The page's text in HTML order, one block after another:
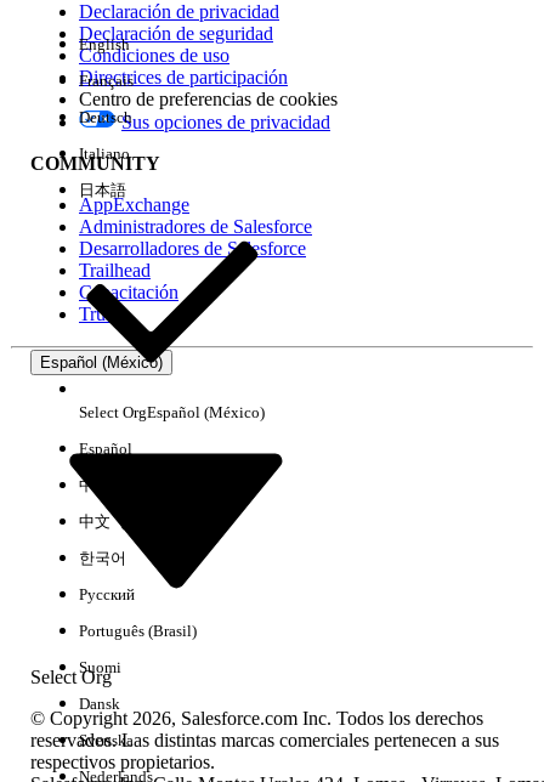
Edición
Experiencia
No hay resultados
Declaración de privacidad
Declaración de seguridad
Condiciones de uso
Directrices de participación
Centro de preferencias de cookies
Sus opciones de privacidad
COMMUNITY
AppExchange
Administradores de Salesforce
Desarrolladores de Salesforce
Trailhead
Capacitación
Trust
Español (México)
Select Org
English
Français
Deutsch
Italiano
日本語
Select OrgEspañol (México)
Español
中文（简体）
中文（繁體）
한국어
Русский
Português (Brasil)
Suomi
Dansk
Svenska
Nederlands
© Copyright 2026, Salesforce.com Inc. Todos los derechos
reservados. Las distintas marcas comerciales pertenecen a sus
respectivos propietarios.